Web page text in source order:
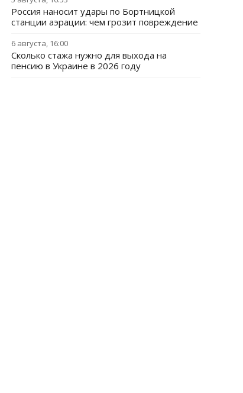
Россия наносит удары по Бортницкой
станции аэрации: чем грозит повреждение
6 августа, 16:00
Сколько стажа нужно для выхода на
пенсию в Украине в 2026 году